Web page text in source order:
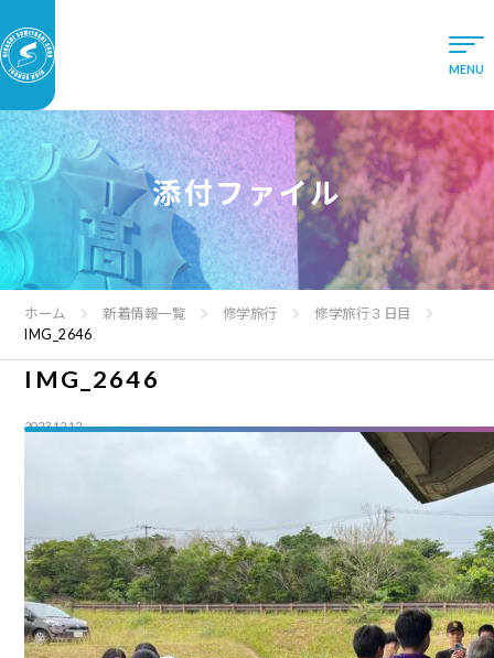
添付ファイル
ホーム 新着情報一覧 修学旅行
修学旅行３日目
IMG_2646
IMG_2646
2023.12.12